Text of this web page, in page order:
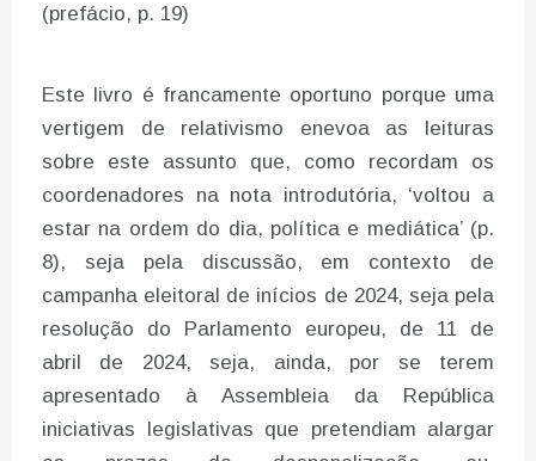
(prefácio, p. 19)
Este livro é francamente oportuno porque uma
vertigem de relativismo enevoa as leituras
sobre este assunto que, como recordam os
coordenadores na nota introdutória, ‘voltou a
estar na ordem do dia, política e mediática’ (p.
8), seja pela discussão, em contexto de
campanha eleitoral de inícios de 2024, seja pela
resolução do Parlamento europeu, de 11 de
abril de 2024, seja, ainda, por se terem
apresentado à Assembleia da República
iniciativas legislativas que pretendiam alargar